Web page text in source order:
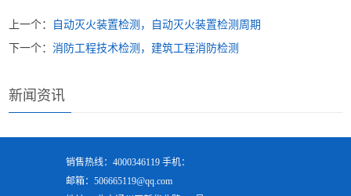
上一个：
自动灭火装置检测，自动灭火装置检测周期
下一个：消防工程技术检测，建筑工程消防检测
新闻资讯
销售热线：4000346119 手机：
邮箱：506665119@qq.com